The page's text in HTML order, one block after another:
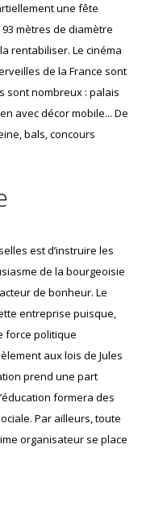
une fête
mètres de diamètre
rentabiliser. Le cinéma
de la France sont
sont nombreux : palais
avec décor mobile... De
bals, concours
est d’instruire les
de la bourgeoisie
de bonheur. Le
entreprise puisque,
force politique
aux lois de Jules
prend une part
formera des
Par ailleurs, toute
organisateur se place